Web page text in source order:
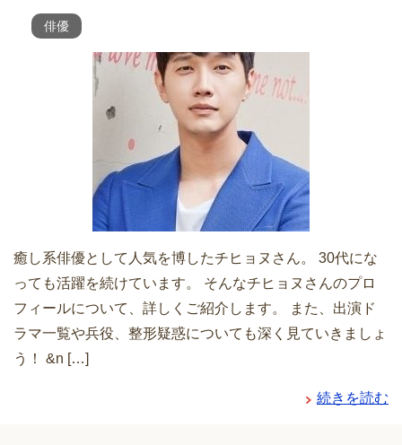
俳優
癒し系俳優として人気を博したチヒョヌさん。 30代にな
っても活躍を続けています。 そんなチヒョヌさんのプロ
フィールについて、詳しくご紹介します。 また、出演ド
ラマ一覧や兵役、整形疑惑についても深く見ていきましょ
う！ &n […]
続きを読む